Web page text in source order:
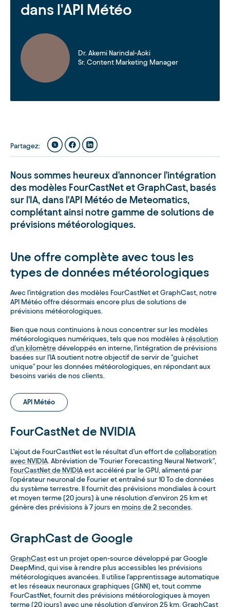
dans l'API Météo
Dr. Akemi Narindal-Aoki
Sr. Content Marketing Manager
Partagez:
Nous sommes heureux d'annoncer l'intégration
des modèles FourCastNet et GraphCast, basés
sur l'IA, dans l'API Météo de Meteomatics,
complétant ainsi notre gamme de solutions de
prévisions météorologiques.
Une offre complète avec tous les
types de données météorologiques
Avec l'intégration des modèles FourCastNet et GraphCast, notre
API Météo offre désormais encore plus de solutions de
prévisions météorologiques.
Bien que nous continuions à nous concentrer sur les modèles
météorologiques numériques, tels que nos modèles à résolution
d'un kilomètre développés en interne, l'intégration de prévisions
basées sur l'IA soutient notre objectif de servir de "guichet
unique" pour les données météorologiques, en répondant aux
besoins variés de nos clients.
API Météo
FourCastNet de NVIDIA
L'ajout de FourCastNet est le résultat d'un effort de collaboration
avec NVIDIA. Abréviation de "Fourier Forecasting Neural Network",
FourCastNet de NVIDIA est accéléré par le GPU, alimenté par
l'opérateur neuronal de Fourier et entraîné sur 10 To de données
du système terrestre. Il fournit des prévisions mondiales à court
et moyen terme (20 jours) à une résolution d'environ 25 km et
génère des prévisions à 7 jours en moins de 2 secondes.
GraphCast de Google
GraphCast est un projet open-source développé par Google
DeepMind, qui vise à rendre plus accessibles les prévisions
météorologiques avancées. Il utilise l'apprentissage automatique
et les réseaux neuronaux graphiques (GNN) et, tout comme
FourCastNet, fournit des prévisions météorologiques à moyen
terme (20 jours) avec une résolution d'environ 25 km. GraphCast